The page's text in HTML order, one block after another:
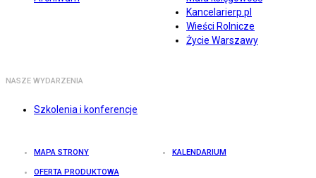
Kancelarierp.pl
Wieści Rolnicze
Życie Warszawy
NASZE WYDARZENIA
Szkolenia i konferencje
MAPA STRONY KALENDARIUM
OFERTA PRODUKTOWA